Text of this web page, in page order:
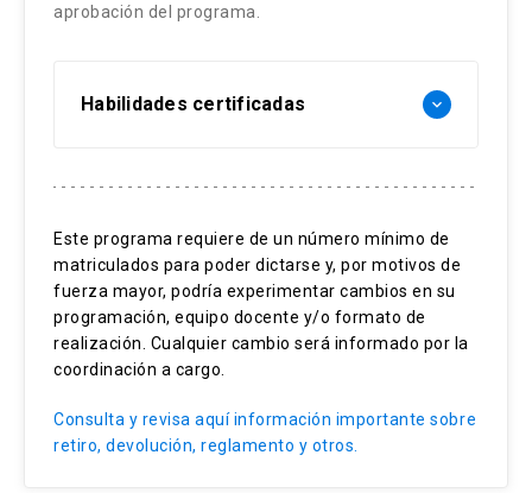
aprobación del programa.
Habilidades certificadas keyboard_arrow_down
Proceso presupuestario del Estado
La constitución política
Presupuesto del sector público
Este programa requiere de un número mínimo de
matriculados para poder dictarse y, por motivos de
fuerza mayor, podría experimentar cambios en su
programación, equipo docente y/o formato de
realización. Cualquier cambio será informado por la
coordinación a cargo.
Consulta y revisa aquí información importante sobre
retiro, devolución, reglamento y otros.